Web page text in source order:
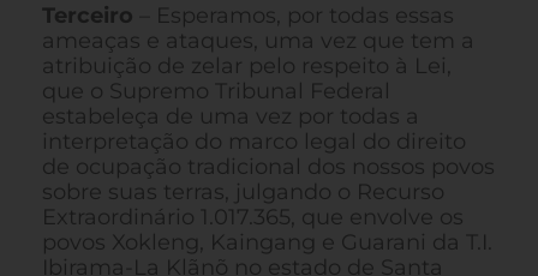
Terceiro – Esperamos, por todas essas
ameaças e ataques, uma vez que tem a
atribuição de zelar pelo respeito à Lei,
que o Supremo Tribunal Federal
estabeleça de uma vez por todas a
interpretação do marco legal do direito
de ocupação tradicional dos nossos povos
sobre suas terras, julgando o Recurso
Extraordinário 1.017.365, que envolve os
povos Xokleng, Kaingang e Guarani da T.I.
Ibirama-La Klãnõ no estado de Santa